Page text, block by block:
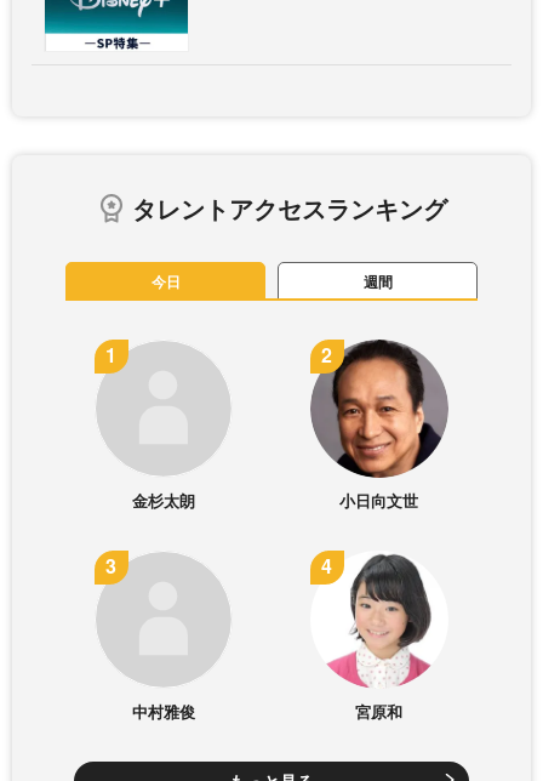
タレントアクセスランキング
今日 週間
金杉太朗 小日向文世
中村雅俊 宮原和